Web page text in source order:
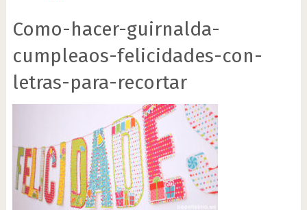
Como-hacer-guirnalda-
cumpleaos-felicidades-con-
letras-para-recortar